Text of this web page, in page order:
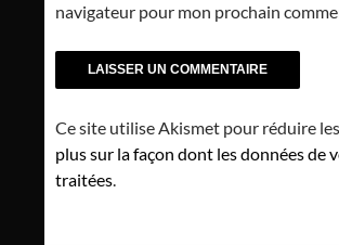
navigateur pour mon prochain
Ce site utilise Akismet pour réduire
plus sur la façon dont les données de
traitées.